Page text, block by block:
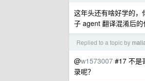
这年头还有啥好学的
子 agent 翻译混淆后
Replied to a topic by
@w1573007 #17 不是
录呢？